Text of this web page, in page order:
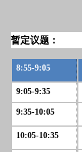
暂定议题：
8:55-9:05
9:05-9:35
9:35-10:05
10:05-10:35